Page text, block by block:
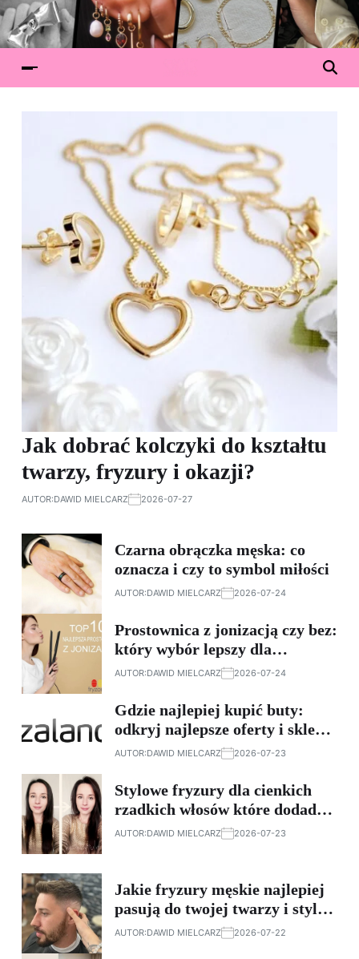
Jak dobrać kolczyki do kształtu
twarzy, fryzury i okazji?
AUTOR:DAWID MIELCARZ 2026-07-27
Czarna obrączka męska: co
oznacza i czy to symbol miłości
AUTOR:DAWID MIELCARZ 2026-07-24
Prostownica z jonizacją czy bez:
który wybór lepszy dla
zdrowych włosów?
AUTOR:DAWID MIELCARZ 2026-07-24
Gdzie najlepiej kupić buty:
odkryj najlepsze oferty i sklepy
online
AUTOR:DAWID MIELCARZ 2026-07-23
Stylowe fryzury dla cienkich
rzadkich włosów które dodadzą
objętości
AUTOR:DAWID MIELCARZ 2026-07-23
Jakie fryzury męskie najlepiej
pasują do twojej twarzy i stylu
— wybierz idealne cięcie
AUTOR:DAWID MIELCARZ 2026-07-22